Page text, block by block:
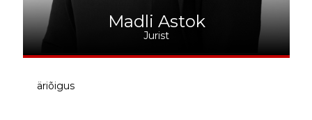
Madli Astok
Jurist
äriõigus